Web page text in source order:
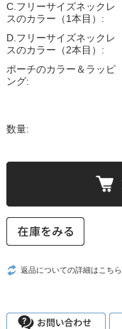
C.フリーサイズネックレ
スのカラー（1本目）:
D.フリーサイズネックレ
スのカラー（2本目）:
ポーチのカラー＆ラッピ
ング:
数量:
返品についての詳細はこちら